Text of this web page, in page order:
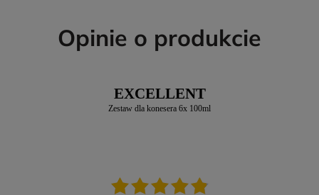
Opinie o produkcie
EXCELLENT
Zestaw dla konesera 6x 100ml